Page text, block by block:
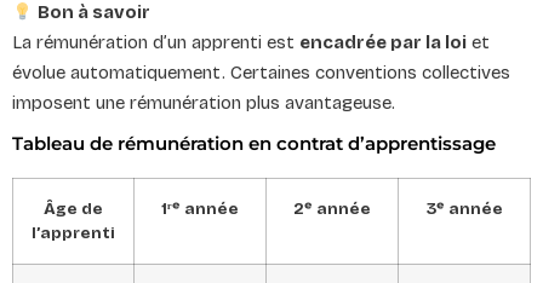
Bon à savoir
La rémunération d’un apprenti est encadrée par la loi et
évolue automatiquement. Certaines conventions collectives
imposent une rémunération plus avantageuse.
Tableau de rémunération en contrat d’apprentissage
Âge de
l’apprenti
1ʳᵉ année 2ᵉ année 3ᵉ année